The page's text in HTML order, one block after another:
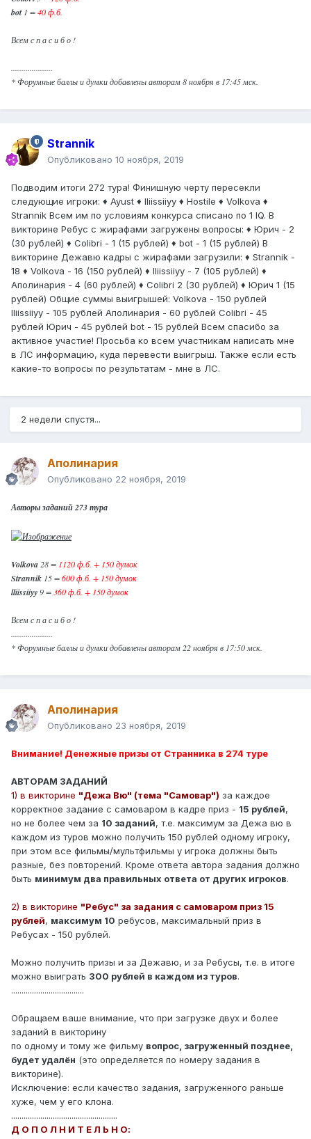
bot1 =40 ф.б.
Всем с п а с и б о !
....................
* Форумные баллы и думки добавлены авторам 8 ноября в 17:45 мск.
Strannik
Опубликовано 10 ноября, 2019
Подводим итоги 272 тура! Финишную черту пересекли
следующие игроки: ♦ Ayust ♦ lliissiiyy ♦ Hostile ♦ Volkova ♦
Strannik Всем им по условиям конкурса списано по 1 IQ. В
викторине Ребус с жирафами загружены вопросы: ♦ Юрич - 2
(30 рублей) ♦ Colibri - 1 (15 рублей) ♦ bot - 1 (15 рублей) В
викторине Дежавю кадры с жирафами загрузили: ♦ Strannik -
18 ♦ Volkova - 16 (150 рублей) ♦ lliissiiyy - 7 (105 рублей) ♦
Аполинария - 4 (60 рублей) ♦ Colibri 2 (30 рублей) ♦ Юрич 1 (15
рублей) Общие суммы выигрышей: Volkova - 150 рублей
lliissiiyy - 105 рублей Аполинария - 60 рублей Colibri - 45
рублей Юрич - 45 рублей bot - 15 рублей Всем спасибо за
активное участие! Просьба ко всем участникам написать мне
в ЛС информацию, куда перевести выигрыш. Также если есть
какие-то вопросы по результатам - мне в ЛС.
2 недели спустя...
Аполинария
Опубликовано 22 ноября, 2019
Авторы заданий 273 тура
Volkova28 = 1120 ф.б. + 150 думок
Strannik 15 =600 ф.б. + 150 думок
lliissiiyy9 =360 ф.б. + 150 думок
Всем с п а с и б о !
....................
* Форумные баллы и думки добавлены авторам 22 ноября в 17:50 мск.
Аполинария
Опубликовано 23 ноября, 2019
Внимание! Денежные призы от Странника в 274 туре
АВТОРАМ ЗАДАНИЙ
1) в викторине "Дежа Вю" (тема "Самовар") за каждое
корректное задание с самоваром в кадре приз - 15 рублей,
но не более чем за 10 заданий, т.е. максимум за Дежа вю в
каждом из туров можно получить 150 рублей одному игроку,
при этом все фильмы/мультфильмы у игрока должны быть
разные, без повторений. Кроме ответа автора задания должно
быть минимум два правильных ответа от других игроков.
2) в викторине "Ребус" за задания с самоваром приз 15
рублей, максимум 10 ребусов, максимальный приз в
Ребусах - 150 рублей.
Можно получить призы и за Дежавю, и за Ребусы, т.е. в итоге
можно выиграть 300 рублей в каждом из туров.
...................................
Обращаем ваше внимание, что при загрузке двух и более
заданий в викторину
по одному и тому же фильму вопрос, загруженный позднее,
будет удалён (это определяется по номеру задания в
викторине).
Исключение: если качество задания, загруженного раньше
хуже, чем у его клона.
...................................................
Д О П О Л Н И Т Е Л Ь Н О: